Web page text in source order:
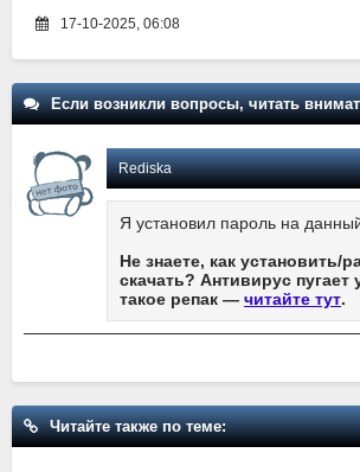
17-10-2025, 06:08
Если возникли вопросы, читать
Rediska
Я установил пароль на
Не знаете, как установить/
скачать? Антивирус пугает
такое репак — читайте тут.
Читайте также по теме: